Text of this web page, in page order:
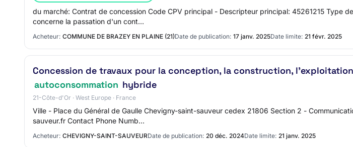
du marché: Contrat de concession Code CPV principal - Descripteur principal: 45261215 Type
concerne la passation d'un cont…
Acheteur: COMMUNE DE BRAZEY EN PLAINE (21)Date de publication: 17 janv. 2025Date limite: 21 févr. 2025
Concession de travaux pour la conception, la construction,
autoconsommation hybride
21-Côte-d'Or · West Europe · France
Ville - Place du Général de Gaulle Chevigny-saint-sauveur cedex 21806 Section 2 -
sauveur.fr Contact Phone Numb…
Acheteur: CHEVIGNY-SAINT-SAUVEURDate de publication: 20 déc. 2024Date limite: 21 janv. 2025